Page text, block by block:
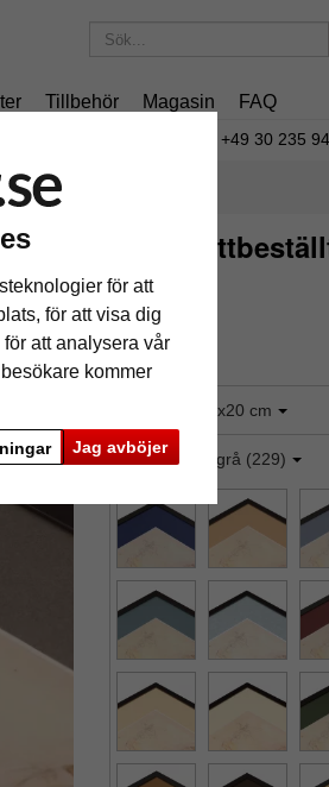
för att
för att visa dig
att analysera vår
kommer
Jag avböjer
Tillbehör Magasin FAQ
+49 30 235
utsnitt
med
Nästa
20x20 cm
färg: mörkgrå (229)